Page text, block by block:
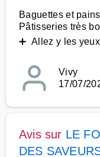
Baguettes et
Pâtisseries très
➕ Allez y les
Vivy
17/07/
Avis sur LE
DES